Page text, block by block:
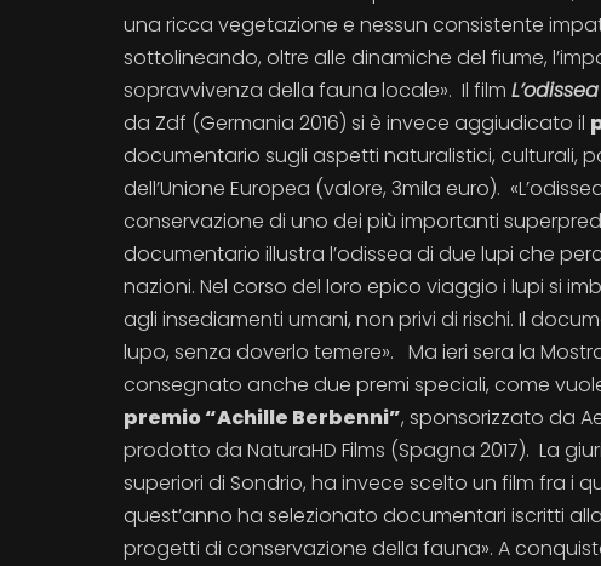
una ricca vegetazione e nessun consistente
sottolineando, oltre alle dinamiche del fiume,
sopravvivenza della fauna locale». Il film
da Zdf (Germania 2016) si è invece aggiudicato il
documentario sugli aspetti naturalistici, culturali,
dell’Unione Europea (valore, 3mila euro).
conservazione di uno dei più importanti
documentario illustra l’odissea di due lupi che
nazioni. Nel corso del loro epico viaggio i lupi si
agli insediamenti umani, non privi di rischi. Il
lupo, senza doverlo temere». Ma ieri sera la
consegnato anche due premi speciali, come
premio “Achille Berbenni”, sponsorizzato da
prodotto da NaturaHD Films (Spagna 2017). La
superiori di Sondrio, ha invece scelto un film fra i
quest’anno ha selezionato documentari iscritti
progetti di conservazione della fauna». A